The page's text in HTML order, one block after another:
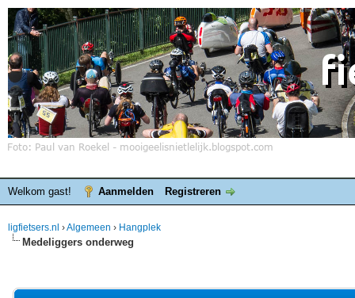
Welkom gast! Aanmelden Registreren
ligfietsers.nl ›Algemeen › Hangplek
Medeliggers onderweg